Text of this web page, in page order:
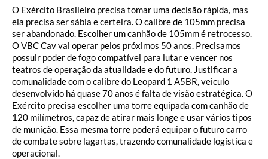
O Exército Brasileiro precisa tomar uma decisão rápida, mas
ela precisa ser sábia e certeira. O calibre de 105mm precisa
ser abandonado. Escolher um canhão de 105mm é retrocesso.
O VBC Cav vai operar pelos próximos 50 anos. Precisamos
possuir poder de fogo compatível para lutar e vencer nos
teatros de operação da atualidade e do futuro. Justificar a
comunalidade com o calibre do Leopard 1 A5BR, veiculo
desenvolvido há quase 70 anos é falta de visão estratégica. O
Exército precisa escolher uma torre equipada com canhão de
120 milímetros, capaz de atirar mais longe e usar vários tipos
de munição. Essa mesma torre poderá equipar o futuro carro
de combate sobre lagartas, trazendo comunalidade logística e
operacional.